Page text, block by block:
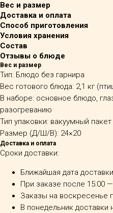
Вес и размер
Доставка и оплата
Способ приготовления
Условия хранения
Состав
Отзывы о блюде
Вес и размер
Тип: Блюдо без гарнира
Вес готового блюда: 2,1 кг
В наборе: основное блюдо,
разогреванию
Тип упаковки: вакуумный пакет
Размер (Д/Ш/В): 24×20
Доставка и оплата
Сроки доставки:
Ближайшая дата
При заказе после 15:00
Заказы на воскресенье
В понедельник доставки